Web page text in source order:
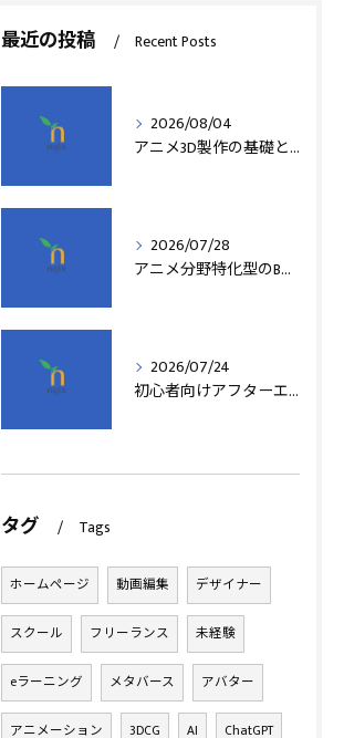
最近の投稿 Recent Posts
2026/08/04
アニメ3D製作の基礎と実践法
2026/07/28
アニメ分野特化型のB型事業所支援制度の詳細解説
2026/07/24
初心者向けアフターエフェクト動画編集の基本
タグ Tags
ホームページ 動画編集 デザイナー
スクール フリーランス 未経験
eラーニング メタバース アバター
アニメーション 3DCG AI ChatGPT